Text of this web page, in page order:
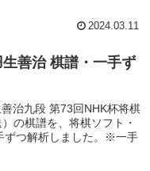
2024.03.11
善治 棋譜・一手ず
治九段 第73回NHK杯将棋
の棋譜を、将棋ソフト・
ずつ解析しました。※一手